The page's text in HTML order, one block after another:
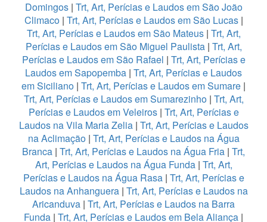
Domingos| Trt, Art, Perícias e Laudos em São João
Climaco| Trt, Art, Perícias e Laudos em São Lucas|
Trt, Art, Perícias e Laudos em São Mateus | Trt, Art,
Perícias e Laudos em São Miguel Paulista| Trt, Art,
Perícias e Laudos em São Rafael | Trt, Art, Perícias e
Laudos em Sapopemba | Trt, Art, Perícias e Laudos
em Siciliano | Trt, Art, Perícias e Laudos em Sumare |
Trt, Art, Perícias e Laudos em Sumarezinho| Trt, Art,
Perícias e Laudos em Veleiros| Trt, Art, Perícias e
Laudos na Vila Maria Zelia| Trt, Art, Perícias e Laudos
na Aclimação| Trt, Art, Perícias e Laudos na Água
Branca | Trt, Art, Perícias e Laudos na Água Fria | Trt,
Art, Perícias e Laudos na Água Funda| Trt, Art,
Perícias e Laudos na Água Rasa | Trt, Art, Perícias e
Laudos na Anhanguera| Trt, Art, Perícias e Laudos na
Aricanduva | Trt, Art, Perícias e Laudos na Barra
Funda | Trt, Art, Perícias e Laudos em Bela Aliança |